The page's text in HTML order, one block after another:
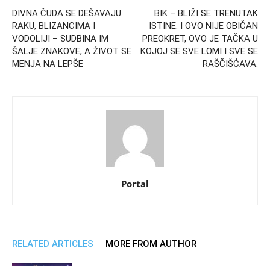
DIVNA ČUDA SE DEŠAVAJU
RAKU, BLIZANCIMA I
VODOLIJI – SUDBINA IM
ŠALJE ZNAKOVE, A ŽIVOT SE
MENJA NA LEPŠE
BIK – BLIŽI SE TRENUTAK
ISTINE. I OVO NIJE OBIČAN
PREOKRET, OVO JE TAČKA U
KOJOJ SE SVE LOMI I SVE SE
RAŠČIŠĆAVA.
Portal
RELATED ARTICLES MORE FROM AUTHOR